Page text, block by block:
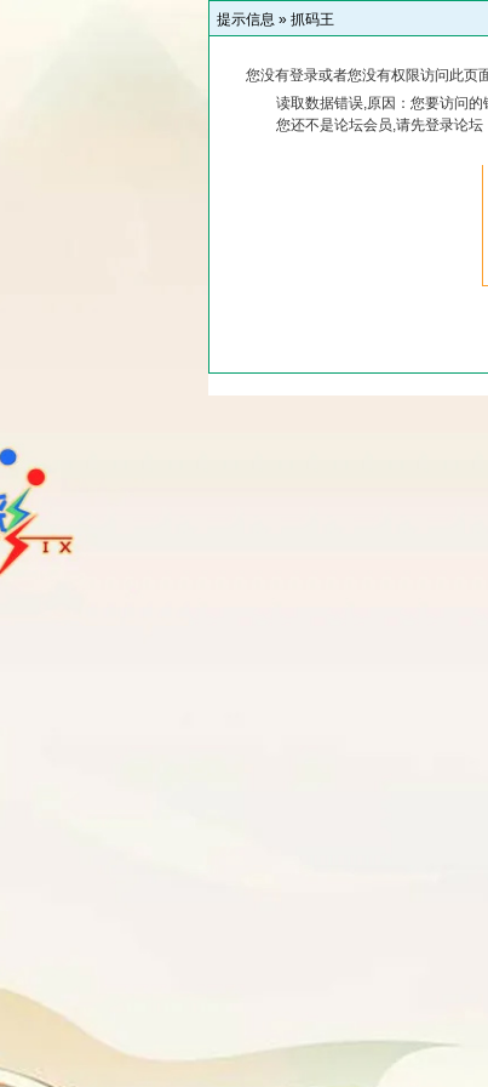
提示信息 » 抓码王
您没有登录或者您没有权限访问此页
读取数据错误,原因：您要访问
您还不是论坛会员,请先登录论坛